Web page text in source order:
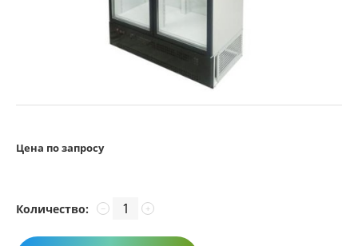
Цена по запросу
Количество: +
−